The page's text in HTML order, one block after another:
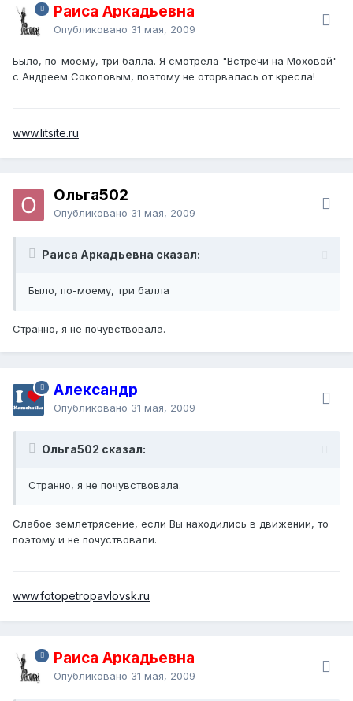
Раиса Аркадьевна
Опубликовано 31 мая, 2009
Было, по-моему, три балла. Я смотрела "Встречи на Моховой"
с Андреем Соколовым, поэтому не оторвалась от кресла!
www.litsite.ru
Ольга502
Опубликовано 31 мая, 2009
Раиса Аркадьевна сказал:
Было, по-моему, три балла
Странно, я не почувствовала.
Александр
Опубликовано 31 мая, 2009
Ольга502 сказал:
Странно, я не почувствовала.
Слабое землетрясение, если Вы находились в движении, то
поэтому и не почуствовали.
www.fotopetropavlovsk.ru
Раиса Аркадьевна
Опубликовано 31 мая, 2009